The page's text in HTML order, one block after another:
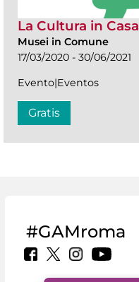
La Cultura in Casa
Musei in Comune
17/03/2020 - 30/06/2021
Evento|Eventos
Gratis
#GAMroma